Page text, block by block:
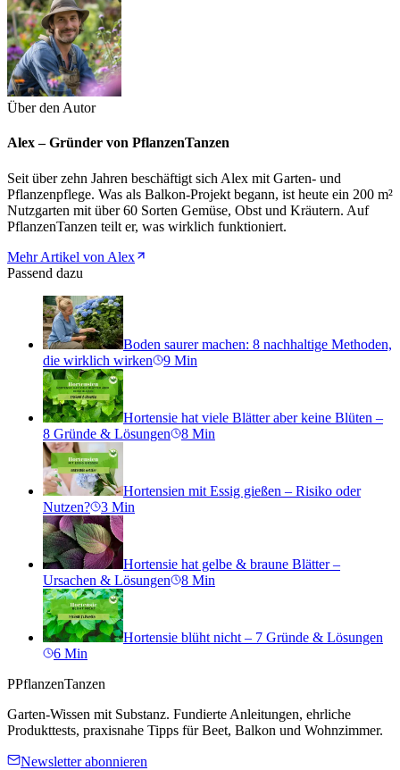
Über den Autor
Alex – Gründer von PflanzenTanzen
Seit über zehn Jahren beschäftigt sich Alex mit Garten- und
Pflanzenpflege. Was als Balkon-Projekt begann, ist heute ein 200 m²
Nutzgarten mit über 60 Sorten Gemüse, Obst und Kräutern. Auf
PflanzenTanzen teilt er, was wirklich funktioniert.
Mehr Artikel von Alex
Passend dazu
Boden saurer machen: 8 nachhaltige Methoden,
die wirklich wirken
9 Min
Hortensie hat viele Blätter aber keine Blüten –
8 Gründe & Lösungen
8 Min
Hortensien mit Essig gießen – Risiko oder
Nutzen?
3 Min
Hortensie hat gelbe & braune Blätter –
Ursachen & Lösungen
8 Min
Hortensie blüht nicht – 7 Gründe & Lösungen
6 Min
PPflanzenTanzen
Garten-Wissen mit Substanz. Fundierte Anleitungen, ehrliche
Produkttests, praxisnahe Tipps für Beet, Balkon und Wohnzimmer.
Newsletter abonnieren